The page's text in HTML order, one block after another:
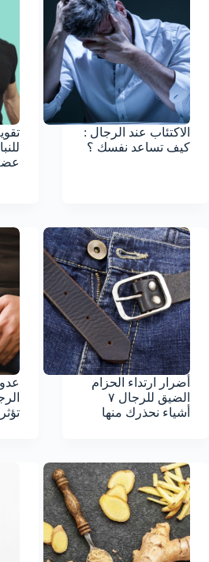
الاكتئاب عند الرجال :
كيف تساعد نفسك ؟
أضرار ارتداء الحزام
الضيق للرجال ٧
أشياء نحذرك منها